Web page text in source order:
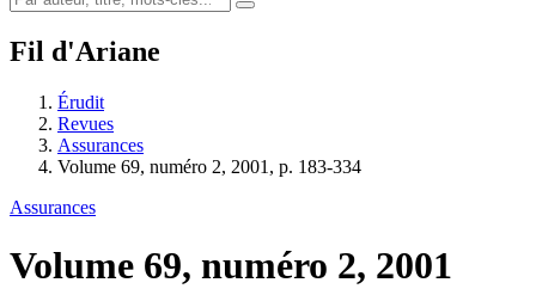
Fil d'Ariane
Érudit
Revues
Assurances
Volume 69, numéro 2, 2001, p. 183-334
Assurances
Volume 69, numéro 2, 2001